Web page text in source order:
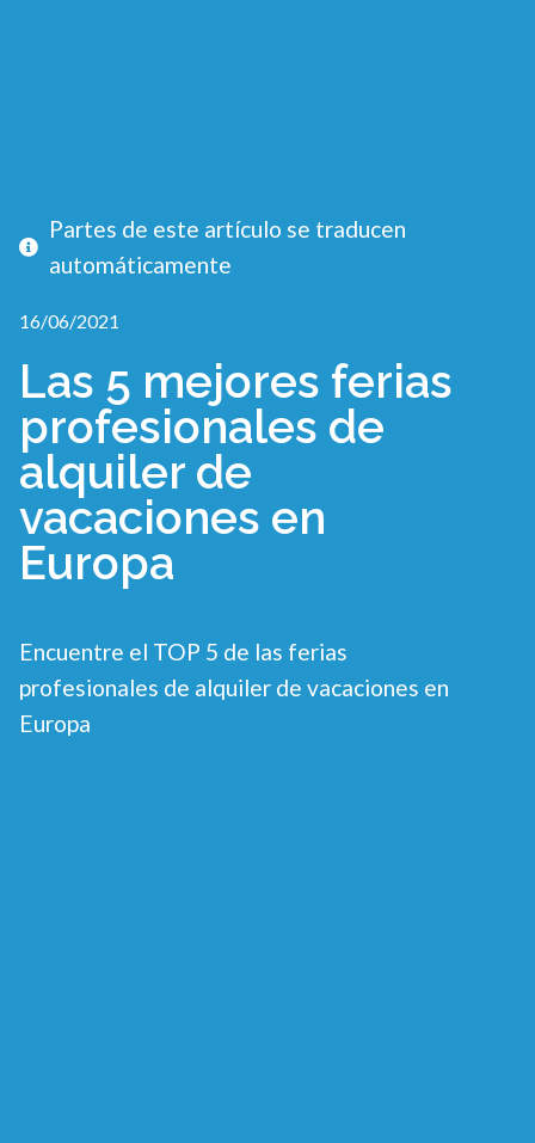
Partes de este artículo se traducen
automáticamente
16/06/2021
Las 5 mejores ferias
profesionales de
alquiler de
vacaciones en
Europa
Encuentre el TOP 5 de las ferias
profesionales de alquiler de vacaciones en
Europa